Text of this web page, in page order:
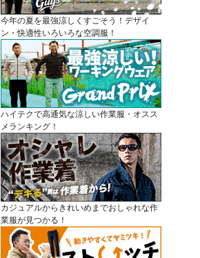
今年の夏を最強涼しくすごそう！デザイ
ン・快適性いろいろな空調服！
ハイテクで高通気な涼しい作業服・オスス
メランキング！
カジュアルからきれいめまでおしゃれな作
業服が見つかる！